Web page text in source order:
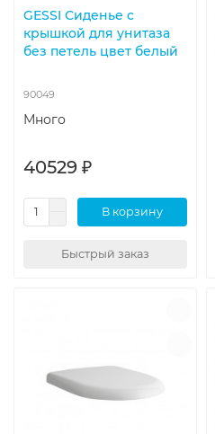
GESSI Сиденье с
крышкой для унитаза
без петель цвет белый
90049
Много
40529 ₽
В корзину
Быстрый заказ